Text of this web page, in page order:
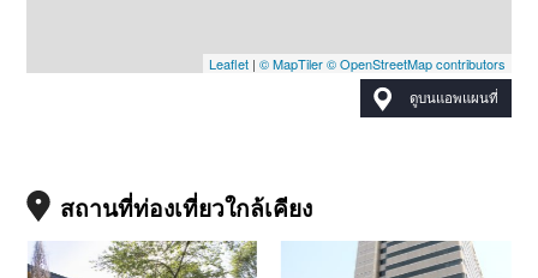
Leaflet| © MapTiler © OpenStreetMap contributors
ดูบนแอพแผนที่
สถานที่ท่องเที่ยวใกล้เคียง